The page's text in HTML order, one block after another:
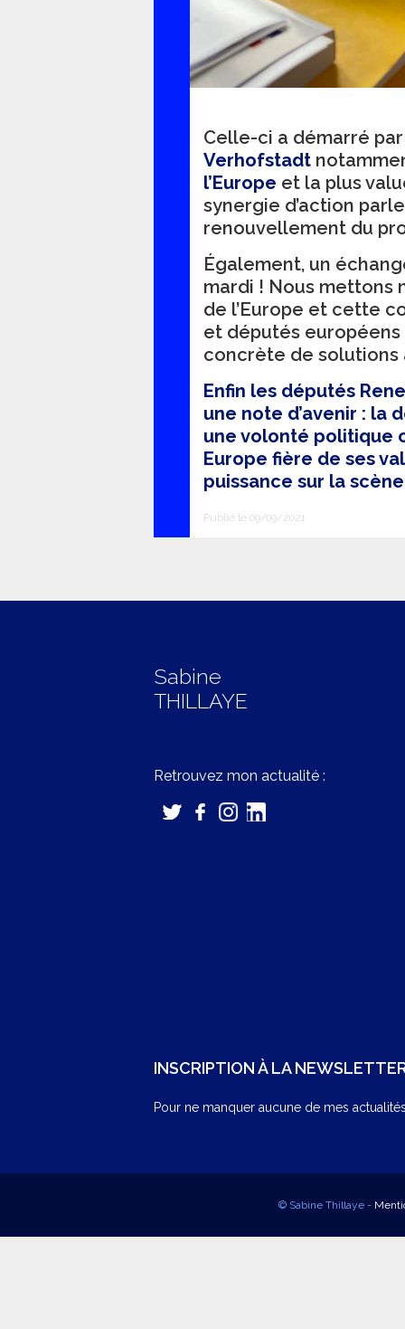
Celle-ci a démarré
Verhofstadt
l’Europe et la plus
synergie d’action
renouvellement du
Également, un
mardi ! Nous mettons
de l’Europe et cette
et députés
concrète de
Enfin les députés
une note d’avenir : la
une volonté politique
Europe fière de ses
puissance sur la
Publié le 09/09/2021
Sabine
THILLAYE
Retrouvez mon actualité :
INSCRIPTION À LA
Pour ne manquer aucune de mes
© Sabine Thillaye -